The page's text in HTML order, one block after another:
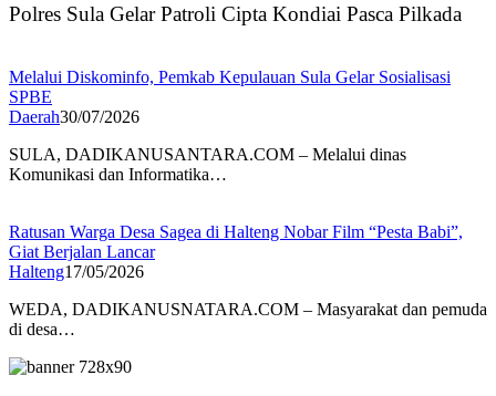
Polres Sula Gelar Patroli Cipta Kondiai Pasca Pilkada
Melalui Diskominfo, Pemkab Kepulauan Sula Gelar Sosialisasi
SPBE
Daerah30/07/2026
SULA, DADIKANUSANTARA.COM – Melalui dinas
Komunikasi dan Informatika…
Ratusan Warga Desa Sagea di Halteng Nobar Film “Pesta Babi”,
Giat Berjalan Lancar
Halteng17/05/2026
WEDA, DADIKANUSNATARA.COM – Masyarakat dan pemuda
di desa…